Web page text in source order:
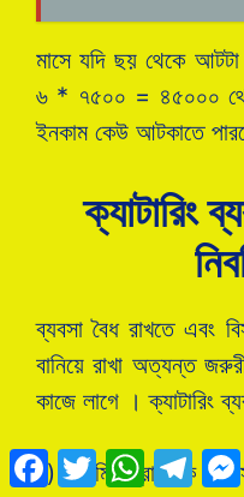
মাসে যদি ছয় থেকে
৬ * ৭৫০০ = ৪৫০০০
ইনকাম কেউ আটকাতে
ক্যাটারিং
ব্যবসা বৈধ রাখতে এবং
বানিয়ে রাখা অত্যন্ত
কাজে লাগে । ক্যাটারিং
১) আমি প্রাথমিক
Facebook
TwitterWhatsApp